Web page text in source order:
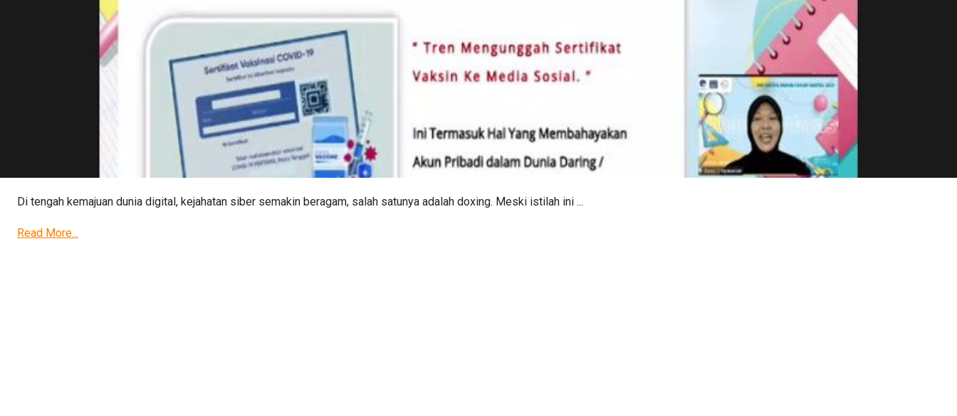
Di tengah kemajuan dunia digital, kejahatan siber semakin beragam, salah satunya adalah doxing. Meski istilah ini ...
Read More...